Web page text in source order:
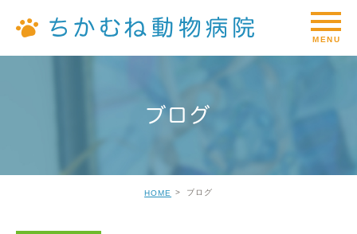
ブログ
HOME ブログ